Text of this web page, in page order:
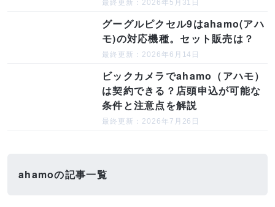
最終更新：2026年5月31日
グーグルピクセル9はahamo(アハ
モ)の対応機種。セット販売は？
最終更新：2026年6月14日
ビックカメラでahamo（アハモ）
は契約できる？店頭申込が可能な
条件と注意点を解説
最終更新：2026年7月26日
ahamoの記事一覧